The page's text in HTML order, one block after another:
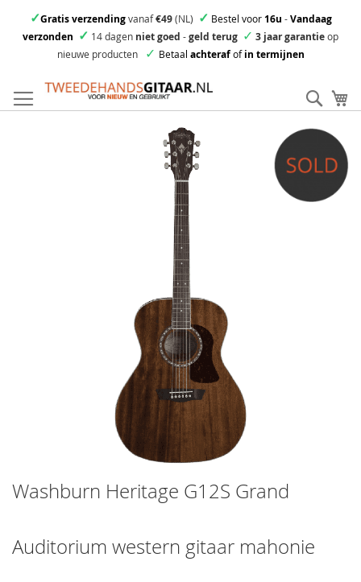
✓Gratis verzendingvanaf€49(NL) ✓ Bestel voor16u -Vandaag
verzonden ✓ 14 dagen niet goed -geld terug ✓ 3 jaar garantieop
nieuwe producten
✓ Betaal achterafofin termijnen
direct
door
Washburn Heritage G12S Grand
Auditorium western gitaar mahonie
to
the
the